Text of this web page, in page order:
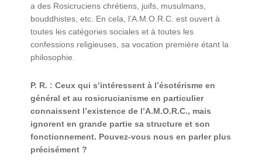
a des Rosicruciens chrétiens, juifs, musulmans,
bouddhistes, etc. En cela, l’A.M.O.R.C. est ouvert à
toutes les catégories sociales et à toutes les
confessions religieuses, sa vocation première étant la
philosophie.
P. R. : Ceux qui s’intéressent à l’ésotérisme en
général et au rosicrucianisme en particulier
connaissent l’existence de l’A.M.O.R.C., mais
ignorent en grande partie sa structure et son
fonctionnement. Pouvez-vous nous en parler plus
précisément ?